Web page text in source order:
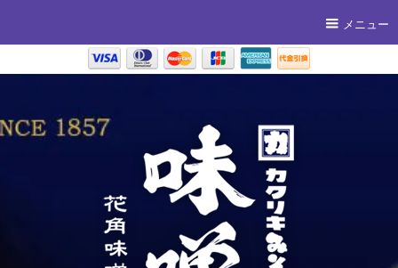
メニュー